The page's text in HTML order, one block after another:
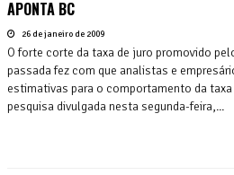
APONTA BC
26 de janeiro de 2009
O forte corte da taxa de juro promovido
passada fez com que analistas e
estimativas para o comportamento da
pesquisa divulgada nesta segunda-feira,...